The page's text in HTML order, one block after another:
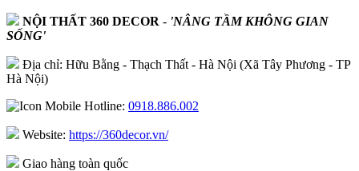
NỘI THẤT 360 DECOR - 'NÂNG TẦM KHÔNG GIAN
SỐNG'
Địa chỉ: Hữu Bằng - Thạch Thất - Hà Nội (Xã Tây Phương - TP
Hà Nội)
Hotline: 0918.886.002
Website: https://360decor.vn/
Giao hàng toàn quốc